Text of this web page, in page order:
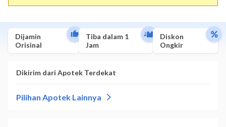
Dijamin
Orisinal
Tiba dalam 1
Jam
Diskon
Ongkir